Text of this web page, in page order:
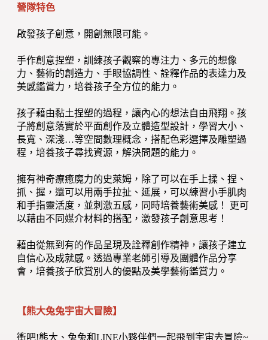
營隊特色
啟發孩子創意，開創無限可能。
手作創意捏塑，訓練孩子觀察的專注力、多元的想像
力、藝術的創造力、手眼協調性、詮釋作品的表達力及
美感鑑賞力，培養孩子全方位的能力。
孩子藉由黏土捏塑的過程，讓內心的想法自由飛翔。孩
子將創意落實於平面創作及立體造型設計，學習大小、
長寬、深淺…等空間數理概念，搭配色彩選擇及雕塑過
程，培養孩子尋找資源，解決問題的能力。
擁有神奇療癒魔力的史萊姆，除了可以在手上揉、捏、
抓、握，還可以用兩手拉扯、延展，可以練習小手肌肉
和手指靈活度，並刺激五感，同時培養藝術美感！ 更可
以藉由不同媒介材料的搭配，激發孩子創意思考！
藉由從無到有的作品呈現及詮釋創作精神，讓孩子建立
自信心及成就感。透過專業老師引導及團體作品分享
會，培養孩子欣賞別人的優點及美學藝術鑑賞力。
【熊大兔兔宇宙大冒險】
衝吧!熊大、兔兔和LINE小夥伴們一起飛到宇宙去冒險~